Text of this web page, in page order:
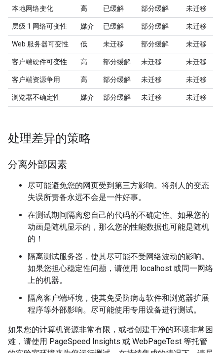
本地网络变化 高 已缓解 部分缓解 未迁移
层级 1 网络可变性 媒介 已缓解 部分缓解 未迁移
Web 服务器可变性 低 未迁移 部分缓解 未迁移
客户端硬件可变性 高 部分缓解 未迁移 未迁移
客户端资源争用 高 部分缓解 未迁移 未迁移
浏览器不确定性 媒介 部分缓解 未迁移 未迁移
处理差异的策略
分离外部因素
尽可能避免您的网页受到第三方影响。将别人的变态
失误所责备永远不会是一件好事。
在测试期间隔离您自己的代码的不确定性。如果您的
动画是随机显示的，那么您的性能数据也可能是随机
的！
隔离测试服务器，使其尽可能不受网络波动的影响。
如果您担心稳定性问题，请使用 localhost 或同一网络
上的机器。
隔离客户端环境，使其免受防病毒软件和浏览器扩展
程序等外部影响。尽可能使用专用设备进行测试。
如果您的计算机资源非常有限，或者创建干净的环境非常困
难，请使用 PageSpeed Insights 或 WebPageTest 等托管